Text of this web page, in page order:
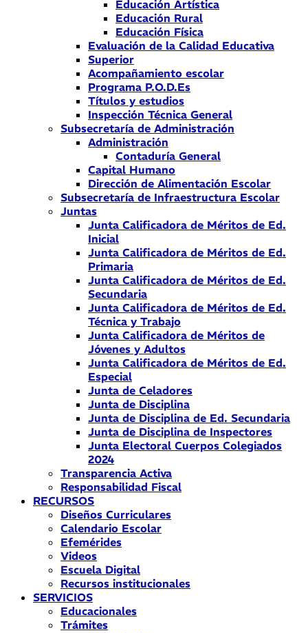
Educación Artística
Educación Rural
Educación Física
Evaluación de la Calidad Educativa
Superior
Acompañamiento escolar
Programa P.O.D.Es
Títulos y estudios
Inspección Técnica General
Subsecretaría de Administración
Administración
Contaduría General
Capital Humano
Dirección de Alimentación Escolar
Subsecretaría de Infraestructura Escolar
Juntas
Junta Calificadora de Méritos de Ed.
Inicial
Junta Calificadora de Méritos de Ed.
Primaria
Junta Calificadora de Méritos de Ed.
Secundaria
Junta Calificadora de Méritos de Ed.
Técnica y Trabajo
Junta Calificadora de Méritos de
Jóvenes y Adultos
Junta Calificadora de Méritos de Ed.
Especial
Junta de Celadores
Junta de Disciplina
Junta de Disciplina de Ed. Secundaria
Junta de Disciplina de Inspectores
Junta Electoral Cuerpos Colegiados
2024
Transparencia Activa
Responsabilidad Fiscal
RECURSOS
Diseños Curriculares
Calendario Escolar
Efemérides
Videos
Escuela Digital
Recursos institucionales
SERVICIOS
Educacionales
Trámites